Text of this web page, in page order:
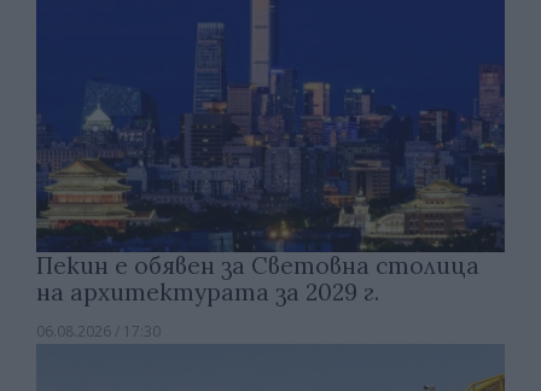
Пекин е обявен за Световна столица
на архитектурата за 2029 г.
06.08.2026 / 17:30